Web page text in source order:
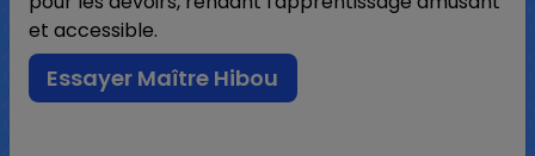
et accessible.
Essayer Maître Hibou